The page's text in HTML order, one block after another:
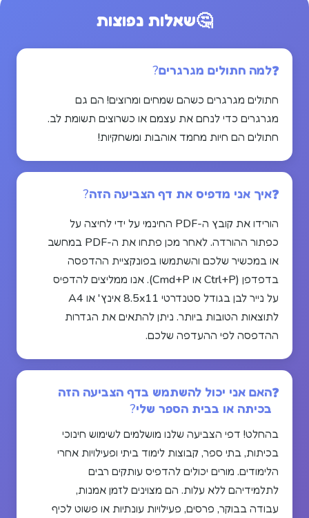
🤔שאלות נפוצות
למה חתולים מגרגרים?
חתולים מגרגרים כשהם שמחים ומרוצים! הם גם
מגרגרים כדי לנחם את עצמם או כשרוצים תשומת לב.
חתולים הם חיות מחמד אוהבות ומשחקיות!
איך אני מדפיס את דף הצביעה הזה?
הורידו את קובץ ה-PDF החינמי על ידי לחיצה על
כפתור ההורדה. לאחר מכן פתחו את ה-PDF במחשב
או במכשיר שלכם והשתמשו בפונקציית ההדפסה
בדפדפן (Ctrl+P או Cmd+P). אנו ממליצים להדפיס
על נייר לבן בגודל סטנדרטי 8.5x11 אינץ' או A4
לתוצאות הטובות ביותר. ניתן להתאים את הגדרות
ההדפסה לפי ההעדפה שלכם.
האם אני יכול להשתמש בדף הצביעה הזה
בכיתה או בבית הספר שלי?
בהחלט! דפי הצביעה שלנו מושלמים לשימוש חינוכי
בכיתות, בתי ספר, קבוצות לימוד ביתי ופעילויות אחרי
הלימודים. מורים יכולים להדפיס עותקים רבים
לתלמידיהם ללא עלות. הם מצוינים לזמן אמנות,
עבודה בבוקר, פרסים, פעילויות עונתיות או פשוט לכיף